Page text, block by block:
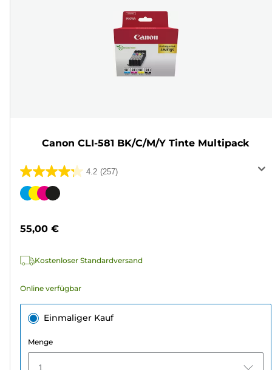
Canon CLI-581 BK/C/M/Y Tinte Multipack
4.2 (257)
4.2
von
257
Farbpatrone
55,00 €
Kostenloser Standardversand
Online verfügbar
Einmaliger Kauf
Menge
1